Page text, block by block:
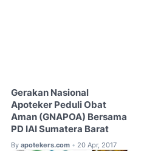
Gerakan Nasional
Apoteker Peduli Obat
Aman (GNAPOA) Bersama
PD IAI Sumatera Barat
By apotekers.com • 20 Apr, 2017